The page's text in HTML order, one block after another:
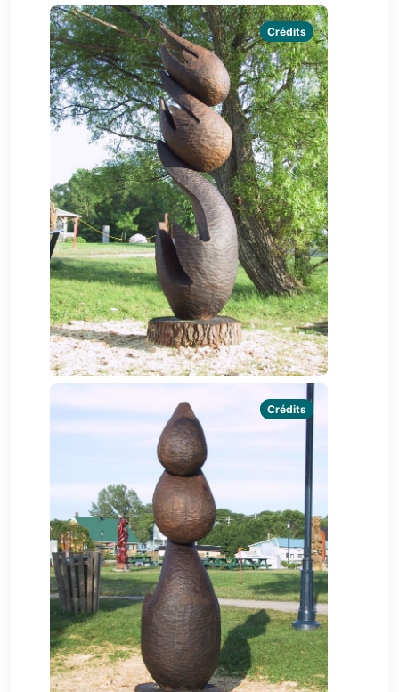
Crédits
Crédits